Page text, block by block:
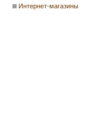
Интернет-магазины